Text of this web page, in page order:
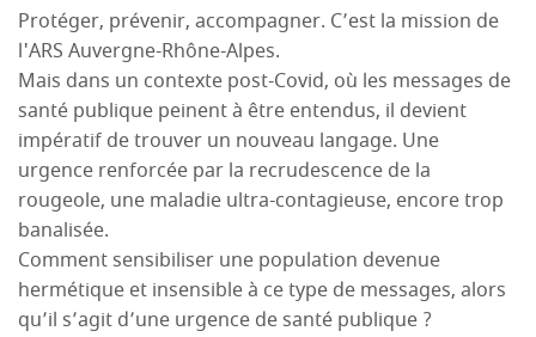
Protéger, prévenir, accompagner. C’est la mission de
l'ARS Auvergne-Rhône-Alpes.
Mais dans un contexte post-Covid, où les messages de
santé publique peinent à être entendus, il devient
impératif de trouver un nouveau langage. Une
urgence renforcée par la recrudescence de la
rougeole, une maladie ultra-contagieuse, encore trop
banalisée.
Comment sensibiliser une population devenue
hermétique et insensible à ce type de messages, alors
qu’il s’agit d’une urgence de santé publique ?